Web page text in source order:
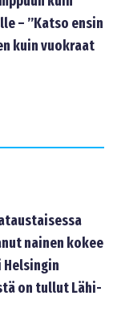
– ”Katso ensin
kuin vuokraat
nainen kokee
on tullut Lähi-